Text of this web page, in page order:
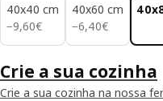
40x40 cm
−9,60€
9,60€
40x60 cm
−6,40€
6,40€
Crie a sua cozinha
Crie a sua cozinha na nossa